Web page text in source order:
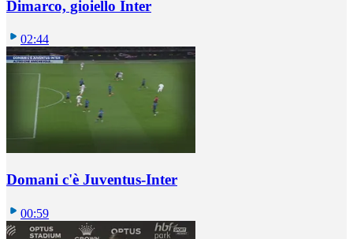
Dimarco, gioiello Inter
02:44
Domani c'è Juventus-Inter
00:59